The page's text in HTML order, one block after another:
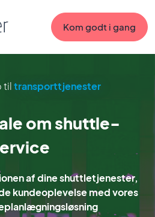
Kom godt i gang
tiltransporttjenester
om shuttle-
af dine shuttletjenester,
kundeoplevelse med vores